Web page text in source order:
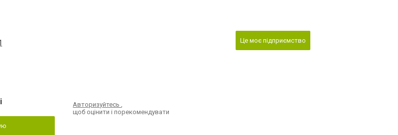
Авторизуйтесь,
щоб оцінити і порекомендувати
Це моє підприємство